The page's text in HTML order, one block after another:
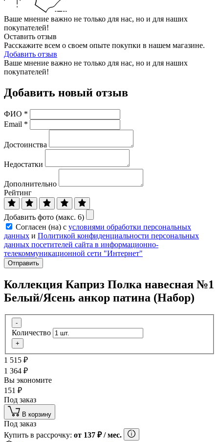
Ваше мнение важно не только для нас, но и для наших
покупателей!
Оставить отзыв
Расскажите всем о своем опыте покупки в нашем магазине.
Добавить отзыв
Ваше мнение важно не только для нас, но и для наших
покупателей!
Добавить новый отзыв
ФИО *
Email *
Достоинства
Недостатки
Дополнительно
Рейтинг
Добавить фото (макс. 6)
Согласен (на) с условиями обработки персональных
данных и Политикой конфиденциальности персональных
данных посетителей сайта в информационно-
телекоммуникационной сети "Интернет"
Отправить
Коллекция Каприз Полка навесная №1
Белый/Ясень анкор патина (Набор)
-
Количество
+
1 515 ₽
1 364 ₽
Вы экономите
151 ₽
Под заказ
В корзину
Под заказ
Купить в рассрочку: от 137 ₽/ мес.